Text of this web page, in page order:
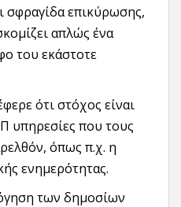
σφραγίδα επικύρωσης,
απλώς ένα
του εκάστοτε
ότι στόχος είναι
υπηρεσίες που τους
όπως π.χ. η
ενημερότητας.
των δημοσίων